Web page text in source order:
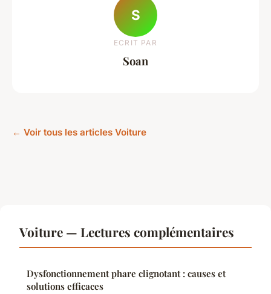
S
ECRIT PAR
Soan
← Voir tous les articles Voiture
Voiture — Lectures complémentaires
Dysfonctionnement phare clignotant : causes et
solutions efficaces